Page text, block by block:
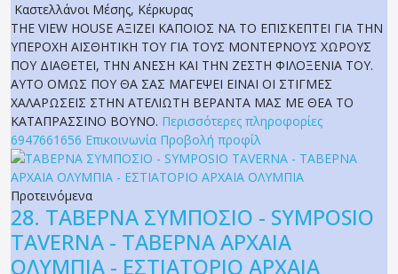
Καστελλάνοι Μέσης, Κέρκυρας
THE VIEW HOUSE ΑΞΙΖΕΙ ΚΑΠΟΙΟΣ ΝΑ ΤΟ ΕΠΙΣΚΕΠΤΕΙ ΓΙΑ ΤΗΝ
ΥΠΕΡΟΧΗ ΑΙΣΘΗΤΙΚΗ ΤΟΥ ΓΙΑ ΤΟΥΣ ΜΟΝΤΕΡΝΟΥΣ ΧΩΡΟΥΣ
ΠΟΥ ΔΙΑΘΕΤΕΙ, ΤΗΝ ΑΝΕΣΗ ΚΑΙ ΤΗΝ ΖΕΣΤΗ ΦΙΛΟΞΕΝΙΑ ΤΟΥ.
ΑΥΤΟ ΟΜΩΣ ΠΟΥ ΘΑ ΣΑΣ ΜΑΓΕΨΕΙ ΕΙΝΑΙ ΟΙ ΣΤΙΓΜΕΣ
ΧΑΛΑΡΩΣΕΙΣ ΣΤΗΝ ΑΤΕΛΙΩΤΗ ΒΕΡΑΝΤΑ ΜΑΣ ΜΕ ΘΕΑ ΤΟ
ΚΑΤΑΠΡΑΣΣΙΝΟ ΒΟΥΝΟ. Περισσότερες πληροφορίες
6947661656 Επικοινωνία Προβολή προφίλ
Προτεινόμενα
28. ΤΑΒΕΡΝΑ ΣΥΜΠΟΣΙΟ - SYMPOSIO
TAVERNA - ΤΑΒΕΡΝΑ ΑΡΧΑΙΑ
ΟΛΥΜΠΙΑ - ΕΣΤΙΑΤΟΡΙΟ ΑΡΧΑΙΑ